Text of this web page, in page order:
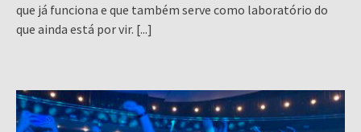
que já funciona e que também serve como laboratório do
que ainda está por vir. [...]